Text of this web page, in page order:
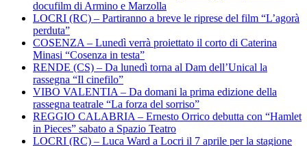
docufilm di Armino e Marzolla
LOCRI (RC) – Partiranno a breve le riprese del film “L’agorà
perduta”
COSENZA – Lunedì verrà proiettato il corto di Caterina
Minasi “Cosenza in testa”
RENDE (CS) – Da lunedì torna al Dam dell’Unical la
rassegna “Il cinefilo”
VIBO VALENTIA – Da domani la prima edizione della
rassegna teatrale “La forza del sorriso”
REGGIO CALABRIA – Ernesto Orrico debutta con “Hamlet
in Pieces” sabato a Spazio Teatro
LOCRI (RC) – Luca Ward a Locri il 7 aprile per la stagione